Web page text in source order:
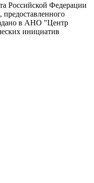
Российской Федерации
предоставленного
в АНО "Центр
инициатив